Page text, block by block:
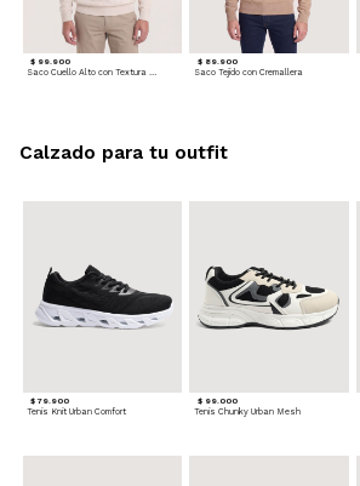
$ 99.900 $ 89.900
Saco Tejido con Cremallera
$ 79.900
Tenis Knit Urban Comfort
$ 99.000
Tenis Chunky Urban Mesh
Calzado para tu outfit